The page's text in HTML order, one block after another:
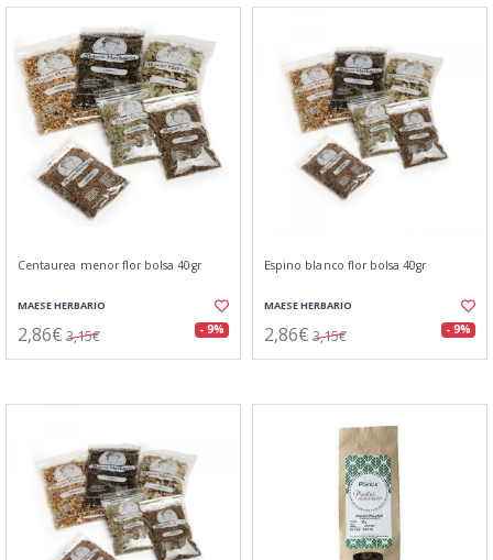
Centaurea menor flor bolsa 40gr
MAESE HERBARIO
2,86€ 3,15€ - 9%
Espino blanco flor bolsa 40gr
MAESE HERBARIO
2,86€ 3,15€ - 9%